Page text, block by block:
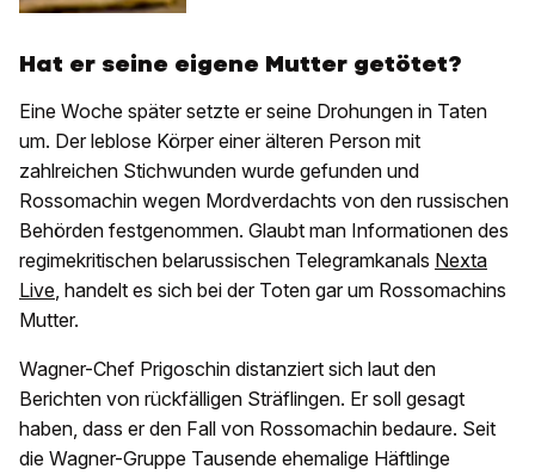
Hat er seine eigene Mutter getötet?
Eine Woche später setzte er seine Drohungen in Taten
um. Der leblose Körper einer älteren Person mit
zahlreichen Stichwunden wurde gefunden und
Rossomachin wegen Mordverdachts von den russischen
Behörden festgenommen. Glaubt man Informationen des
regimekritischen belarussischen Telegramkanals Nexta
Live, handelt es sich bei der Toten gar um Rossomachins
Mutter.
Wagner-Chef Prigoschin distanziert sich laut den
Berichten von rückfälligen Sträflingen. Er soll gesagt
haben, dass er den Fall von Rossomachin bedaure. Seit
die Wagner-Gruppe Tausende ehemalige Häftlinge